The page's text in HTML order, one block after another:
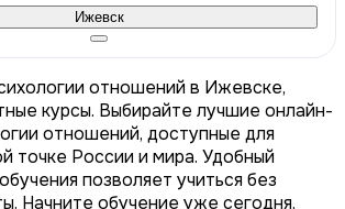
Ижевск
отношений в Ижевске,
курсы. Выбирайте лучшие онлайн-
отношений, доступные для
точке России и мира. Удобный
позволяет учиться без
Начните обучение уже сегодня,